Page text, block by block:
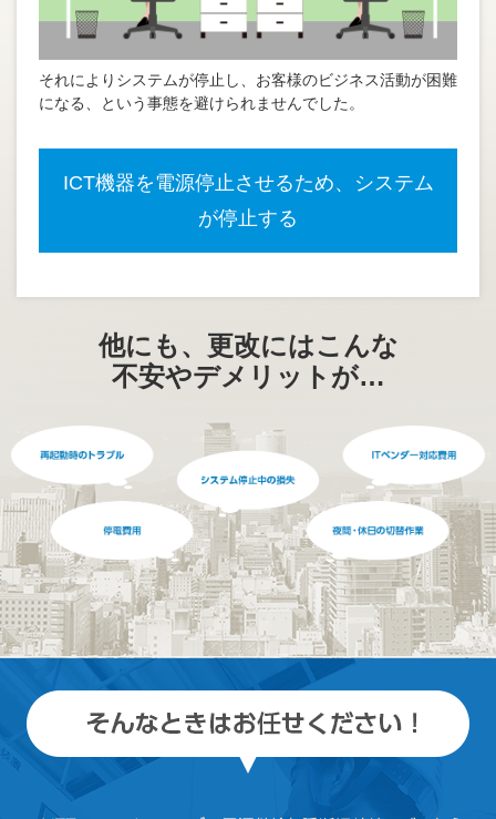
それによりシステムが停止し、お客様のビジネス活動が困難
になる、という事態を避けられませんでした。
ICT機器を電源停止させるため、システム
が停止する
他にも、更改にはこんな
不安やデメリットが…